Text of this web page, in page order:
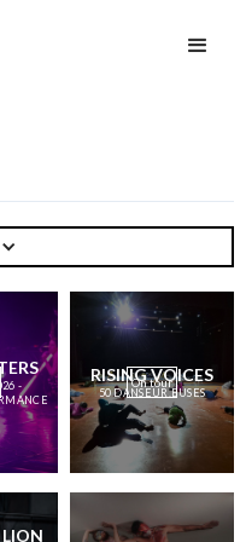
-
On tour
RISING VOICES
50 DANSEUR.EUSES